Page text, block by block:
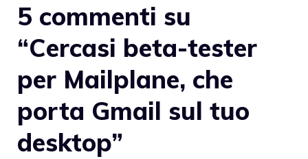
5 commenti su
“Cercasi beta-tester
per Mailplane, che
porta Gmail sul tuo
desktop”